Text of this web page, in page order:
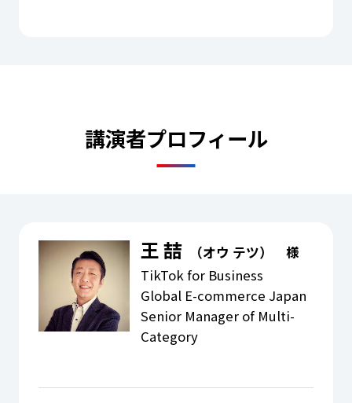
講演者プロフィール
王 喆
（オウ テツ） 様
TikTok for Business
Global E-commerce Japan
Senior Manager of Multi-
Category